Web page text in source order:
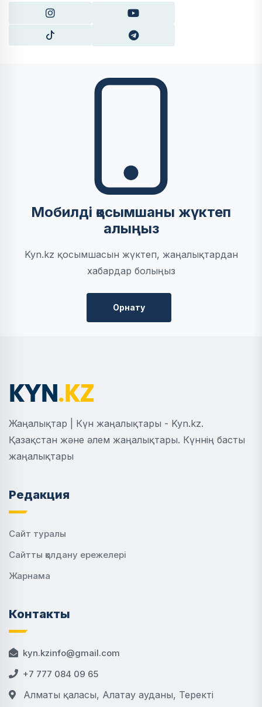
Мобилді қосымшаны жүктеп
алыңыз
Kyn.kz қосымшасын жүктеп, жаңалықтардан
хабардар болыңыз
Орнату
Жаңалықтар | Күн жаңалықтары - Kyn.kz.
Қазақстан және әлем жаңалықтары. Күннің басты
жаңалықтары
Редакция
Сайт туралы
Сайтты қолдану ережелері
Жарнама
Контакты
kyn.kzinfo@gmail.com
+7 777 084 09 65
Алматы қаласы, Алатау ауданы, Теректі